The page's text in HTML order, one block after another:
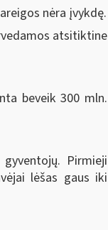
nėra įvykdę.
atsitiktine
beveik 300 mln.
Pirmieji
lėšas gaus iki